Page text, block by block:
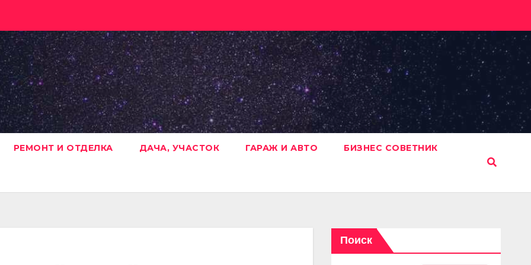
РЕМОНТ И ОТДЕЛКА ДАЧА, УЧАСТОК ГАРАЖ И АВТО БИЗНЕС СОВЕТНИК
Поиск